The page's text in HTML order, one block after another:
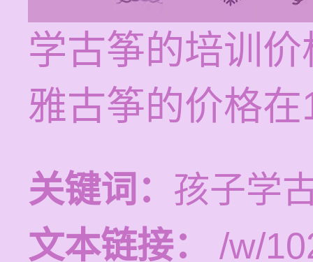
学古筝的培训
雅古筝的价格
关键词： 孩子学
文本链接：
/w/